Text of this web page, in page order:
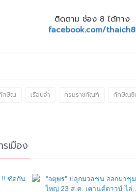
ติดตาม ช่อง 8 ได้ทาง
facebook.com/thaich8
เมือง